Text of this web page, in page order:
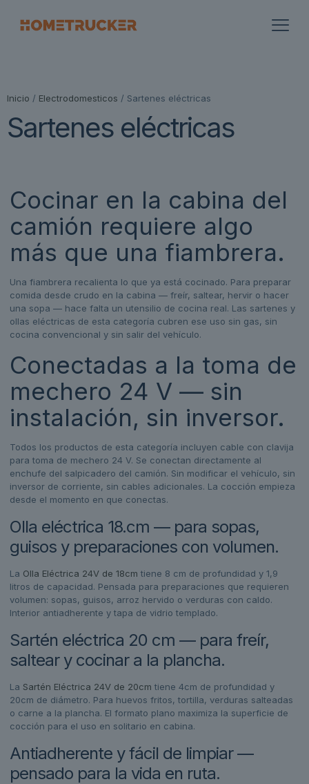
Inicio / Electrodomesticos / Sartenes eléctricas
Sartenes eléctricas
Cocinar en la cabina del
camión requiere algo
más que una fiambrera.
Una fiambrera recalienta lo que ya está cocinado. Para preparar
comida desde crudo en la cabina — freír, saltear, hervir o hacer
una sopa — hace falta un utensilio de cocina real. Las sartenes y
ollas eléctricas de esta categoría cubren ese uso sin gas, sin
cocina convencional y sin salir del vehículo.
Conectadas a la toma de
mechero 24 V — sin
instalación, sin inversor.
Todos los productos de esta categoría incluyen cable con clavija
para toma de mechero 24 V. Se conectan directamente al
enchufe del salpicadero del camión. Sin modificar el vehículo, sin
inversor de corriente, sin cables adicionales. La cocción empieza
desde el momento en que conectas.
Olla eléctrica 18.cm — para sopas,
guisos y preparaciones con volumen.
La Olla Eléctrica 24V de 18cm tiene 8 cm de profundidad y 1,9
litros de capacidad. Pensada para preparaciones que requieren
volumen: sopas, guisos, arroz hervido o verduras con caldo.
Interior antiadherente y tapa de vidrio templado.
Sartén eléctrica 20 cm — para freír,
saltear y cocinar a la plancha.
La Sartén Eléctrica 24V de 20cm tiene 4cm de profundidad y
20cm de diámetro. Para huevos fritos, tortilla, verduras salteadas
o carne a la plancha. El formato plano maximiza la superficie de
cocción para el uso en solitario en cabina.
Antiadherente y fácil de limpiar —
pensado para la vida en ruta.